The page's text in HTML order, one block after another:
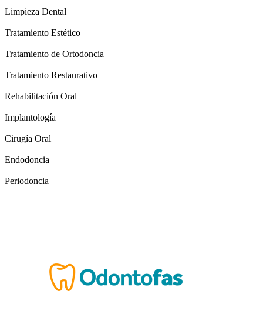
Limpieza Dental
Tratamiento Estético
Tratamiento de Ortodoncia
Tratamiento Restaurativo
Rehabilitación Oral
Implantología
Cirugía Oral
Endodoncia
Periodoncia